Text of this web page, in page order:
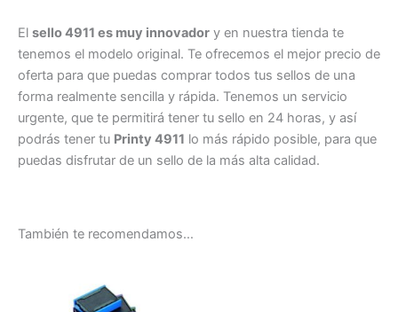
El sello 4911 es muy innovador y en nuestra tienda te
tenemos el modelo original. Te ofrecemos el mejor precio de
oferta para que puedas comprar todos tus sellos de una
forma realmente sencilla y rápida. Tenemos un servicio
urgente, que te permitirá tener tu sello en 24 horas, y así
podrás tener tu Printy 4911 lo más rápido posible, para que
puedas disfrutar de un sello de la más alta calidad.
También te recomendamos…